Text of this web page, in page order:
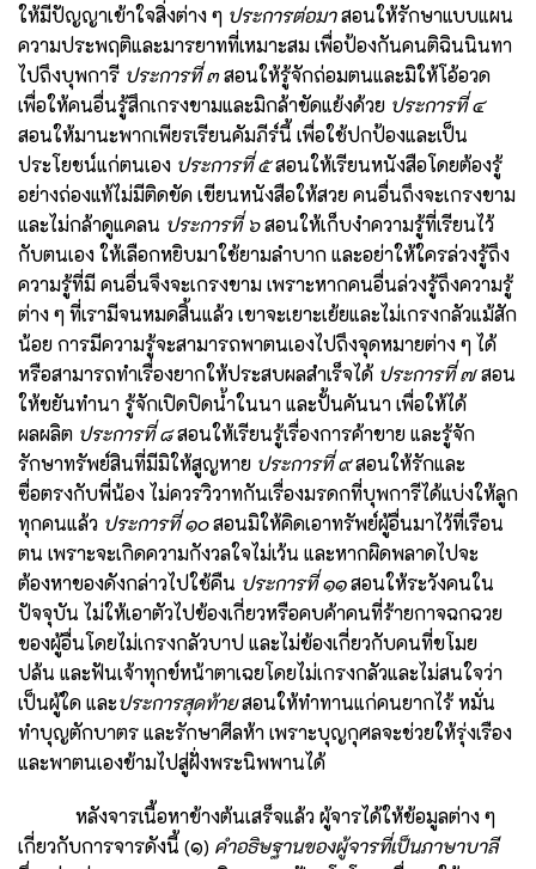
ให้มีปัญญาเข้าใจสิ่งต่าง ๆ ประการต่อมาสอนให้รักษาแบบแผน
ความประพฤติและมารยาทที่เหมาะสม เพื่อป้องกันคนติฉินนินทา
ไปถึงบุพการี ประการที่ ๓สอนให้รู้จักถ่อมตนและมิให้โอ้อวด
เพื่อให้คนอื่นรู้สึกเกรงขามและมิกล้าขัดแย้งด้วย ประการที่ ๔
สอนให้มานะพากเพียรเรียนคัมภีร์นี้ เพื่อใช้ปกป้องและเป็น
ประโยชน์แก่ตนเอง ประการที่ ๕สอนให้เรียนหนังสือโดยต้องรู้
อย่างถ่องแท้ไม่มีติดขัด เขียนหนังสือให้สวย คนอื่นถึงจะเกรงขาม
และไม่กล้าดูแคลน ประการที่ ๖สอนให้เก็บงำความรู้ที่เรียนไว้
กับตนเอง ให้เลือกหยิบมาใช้ยามลำบาก และอย่าให้ใครล่วงรู้ถึง
ความรู้ที่มี คนอื่นจึงจะเกรงขาม เพราะหากคนอื่นล่วงรู้ถึงความรู้
ต่าง ๆ ที่เรามีจนหมดสิ้นแล้ว เขาจะเยาะเย้ยและไม่เกรงกลัวแม้สัก
น้อย การมีความรู้จะสามารถพาตนเองไปถึงจุดหมายต่าง ๆ ได้
หรือสามารถทำเรื่องยากให้ประสบผลสำเร็จได้ ประการที่ ๗สอน
ให้ขยันทำนา รู้จักเปิดปิดน้ำในนา และปั้นคันนา เพื่อให้ได้
ผลผลิต ประการที่ ๘สอนให้เรียนรู้เรื่องการค้าขาย และรู้จัก
รักษาทรัพย์สินที่มีมิให้สูญหาย ประการที่ ๙สอนให้รักและ
ซื่อตรงกับพี่น้อง ไม่ควรวิวาทกันเรื่องมรดกที่บุพการีได้แบ่งให้ลูก
ทุกคนแล้ว ประการที่ ๑๐สอนมิให้คิดเอาทรัพย์ผู้อื่นมาไว้ที่เรือน
ตน เพราะจะเกิดความกังวลใจไม่เว้น และหากผิดพลาดไปจะ
ต้องหาของดังกล่าวไปใช้คืน ประการที่ ๑๑สอนให้ระวังคนใน
ปัจจุบัน ไม่ให้เอาตัวไปข้องเกี่ยวหรือคบค้าคนที่ร้ายกาจฉกฉวย
ของผู้อื่นโดยไม่เกรงกลัวบาป และไม่ข้องเกี่ยวกับคนที่ขโมย
ปล้น และฟันเจ้าทุกข์หน้าตาเฉยโดยไม่เกรงกลัวและไม่สนใจว่า
เป็นผู้ใด และประการสุดท้ายสอนให้ทำทานแก่คนยากไร้ หมั่น
ทำบุญตักบาตร และรักษาศีลห้า เพราะบุญกุศลจะช่วยให้รุ่งเรือง
และพาตนเองข้ามไปสู่ฝั่งพระนิพพานได้
หลังจารเนื้อหาข้างต้นเสร็จแล้ว ผู้จารได้ให้ข้อมูลต่าง ๆ
เกี่ยวกับการจารดังนี้ (๑) คำอธิษฐานของผู้จารที่เป็นภาษาบาลี